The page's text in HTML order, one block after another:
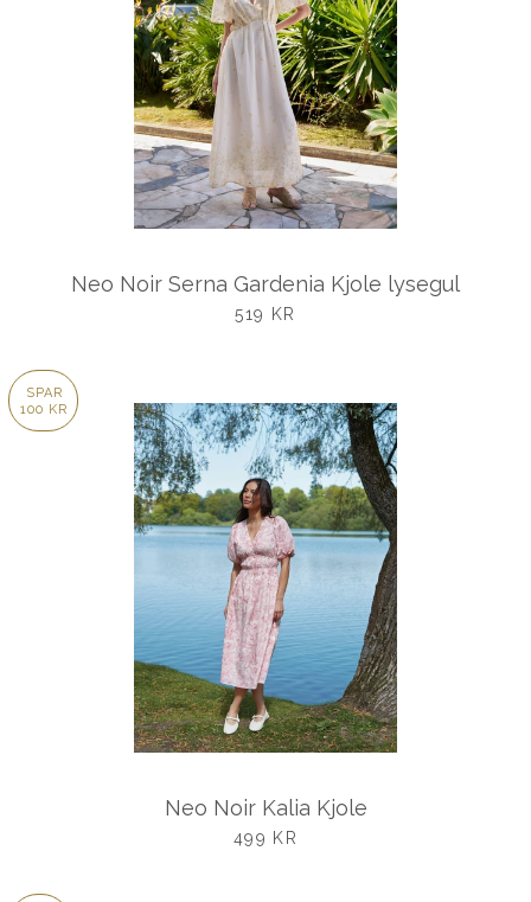
Neo Noir Serna Gardenia Kjole lysegul
UDSALGSPRIS
519 KR
SPAR
100 KR
Neo Noir Kalia Kjole
UDSALGSPRIS
499 KR